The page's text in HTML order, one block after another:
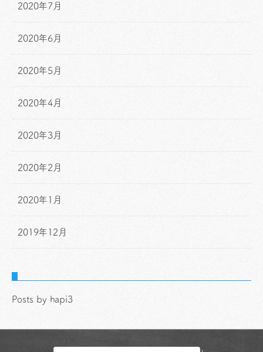
2020年7月
2020年6月
2020年5月
2020年4月
2020年3月
2020年2月
2020年1月
2019年12月
Posts by hapi3